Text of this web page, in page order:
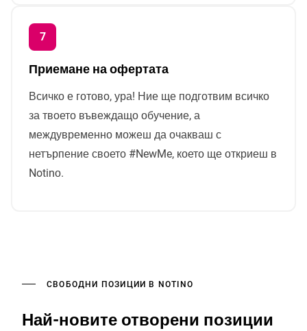
Приемане на офертата
Всичко е готово, ура! Ние ще подготвим всичко
за твоето въвеждащо обучение, а
междувременно можеш да очакваш с
нетърпение своето #NewMe, което ще откриеш в
Notinо.
СВОБОДНИ ПОЗИЦИИ В NOTINO
Най-новите отворени позиции